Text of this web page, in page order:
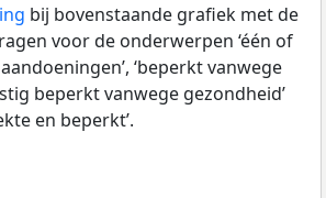
bij bovenstaande grafiek met de
voor de onderwerpen ‘één of
‘beperkt vanwege
beperkt vanwege gezondheid’
en beperkt’.